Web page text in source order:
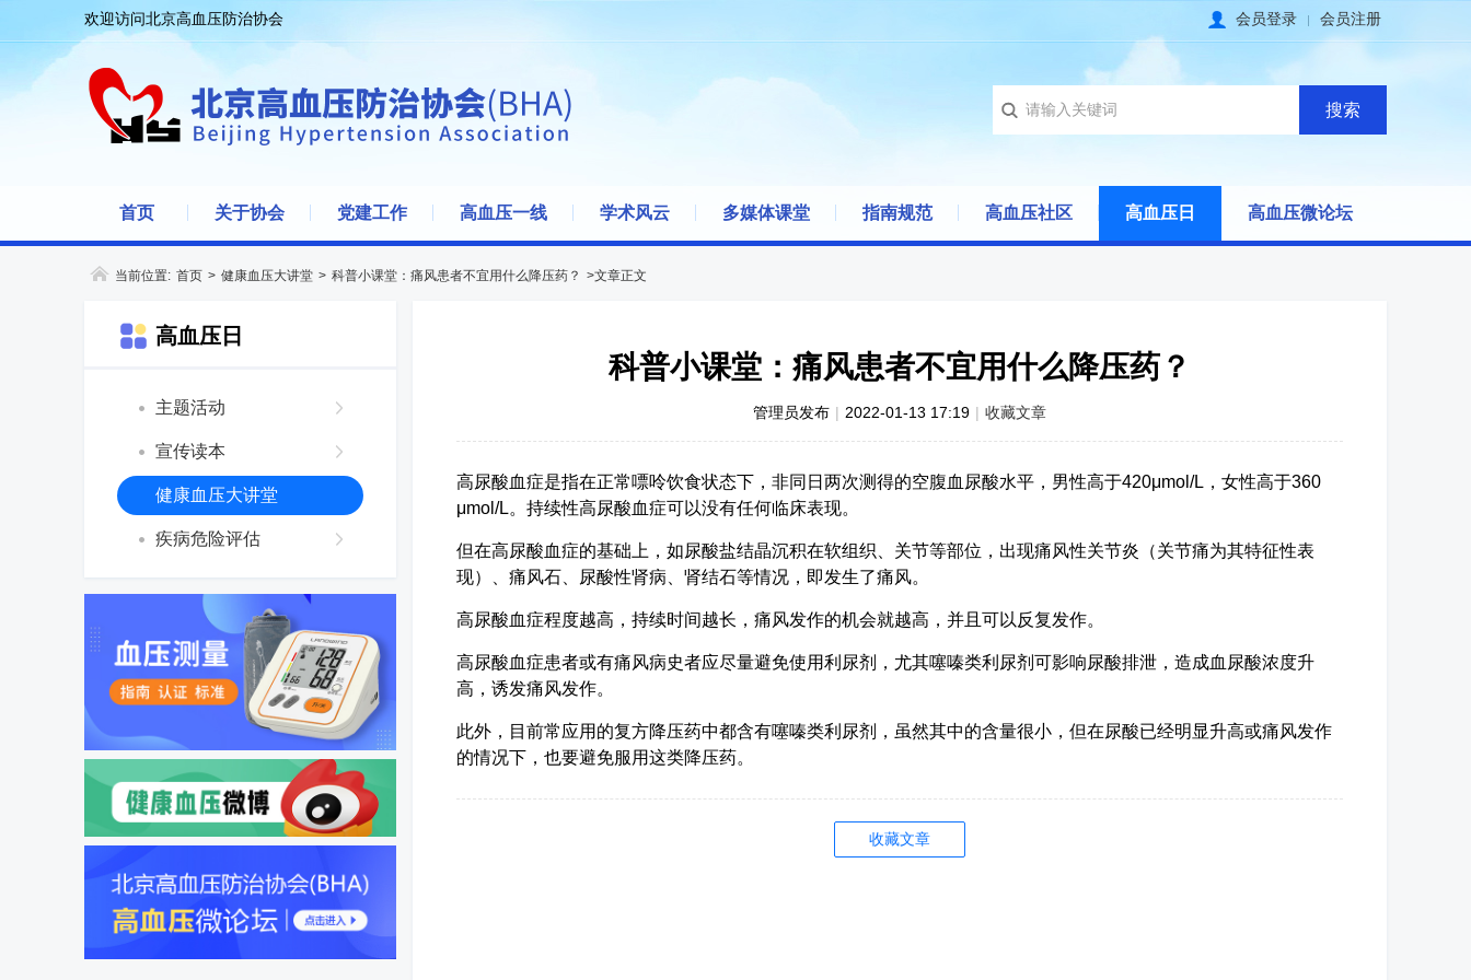
欢迎访问北京高血压防治协会 会员登录 会员注册
首页 关于协会 党建工作 高血压一线 学术风云 多媒体课堂 指南规范 高血压社区 高血压日 高血压微论坛
当前位置: 首页 > 健康血压大讲堂 > 科普小课堂：痛风患者不宜用什么降压药？ >文章正文
高血压日
主题活动
宣传读本
健康血压大讲堂
疾病危险评估
科普小课堂：痛风患者不宜用什么降压药？
管理员发布 | 2022-01-13 17:19 | 收藏文章
高尿酸血症是指在正常嘌呤饮食状态下，非同日两次测得的空腹血尿酸水平，男性高于420μmol/L，女性高于360
μmol/L。持续性高尿酸血症可以没有任何临床表现。
但在高尿酸血症的基础上，如尿酸盐结晶沉积在软组织、关节等部位，出现痛风性关节炎（关节痛为其特征性表
现）、痛风石、尿酸性肾病、肾结石等情况，即发生了痛风。
高尿酸血症程度越高，持续时间越长，痛风发作的机会就越高，并且可以反复发作。
高尿酸血症患者或有痛风病史者应尽量避免使用利尿剂，尤其噻嗪类利尿剂可影响尿酸排泄，造成血尿酸浓度升
高，诱发痛风发作。
此外，目前常应用的复方降压药中都含有噻嗪类利尿剂，虽然其中的含量很小，但在尿酸已经明显升高或痛风发作
的情况下，也要避免服用这类降压药。
收藏文章